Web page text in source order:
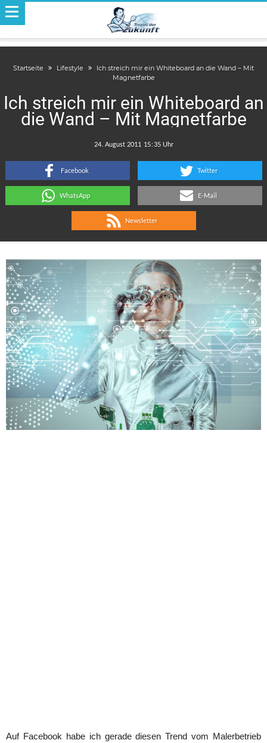
Startseite Lifestyle
Ich streich mir ein Whiteboard an die Wand – Mit
Magnetfarbe
Ich streich mir ein Whiteboard an
die Wand – Mit Magnetfarbe
:
Facebook Twitter
WhatsApp E-Mail
Newsletter
Auf Facebook habe ich gerade diesen Trend vom Malerbetrieb